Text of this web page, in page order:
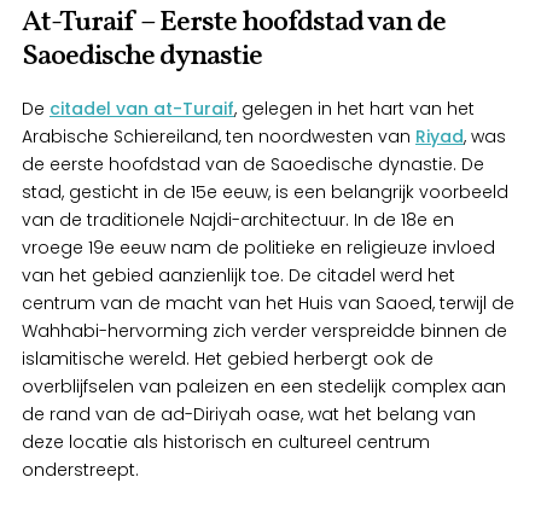
At-Turaif – Eerste hoofdstad van de
Saoedische dynastie
De citadel van at-Turaif, gelegen in het hart van het
Arabische Schiereiland, ten noordwesten van Riyad, was
de eerste hoofdstad van de Saoedische dynastie. De
stad, gesticht in de 15e eeuw, is een belangrijk voorbeeld
van de traditionele Najdi-architectuur. In de 18e en
vroege 19e eeuw nam de politieke en religieuze invloed
van het gebied aanzienlijk toe. De citadel werd het
centrum van de macht van het Huis van Saoed, terwijl de
Wahhabi-hervorming zich verder verspreidde binnen de
islamitische wereld. Het gebied herbergt ook de
overblijfselen van paleizen en een stedelijk complex aan
de rand van de ad-Diriyah oase, wat het belang van
deze locatie als historisch en cultureel centrum
onderstreept.